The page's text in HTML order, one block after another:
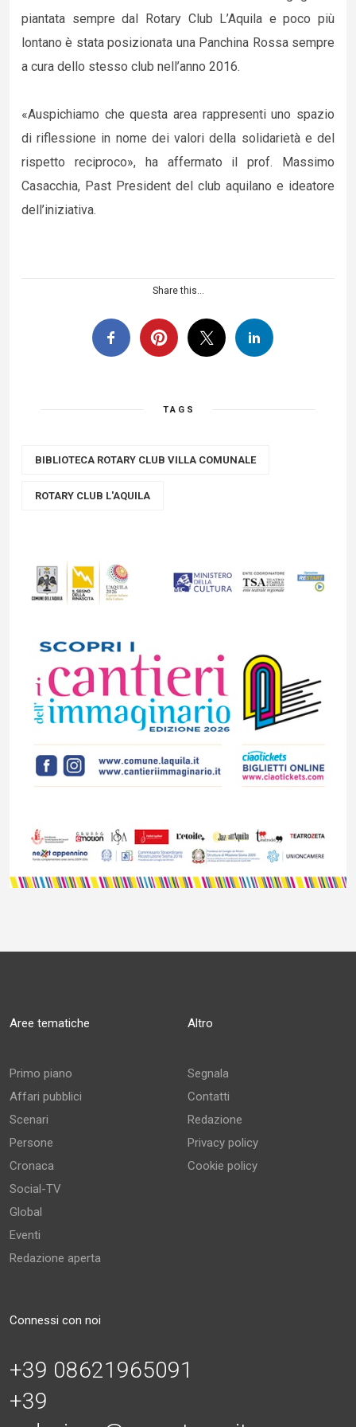
piantata sempre dal Rotary Club L’Aquila e poco più
lontano è stata posizionata una Panchina Rossa sempre
a cura dello stesso club nell’anno 2016.
«Auspichiamo che questa area rappresenti uno spazio
di riflessione in nome dei valori della solidarietà e del
rispetto reciproco», ha affermato il prof. Massimo
Casacchia, Past President del club aquilano e ideatore
dell’iniziativa.
Share this...
TAGS
BIBLIOTECA ROTARY CLUB VILLA COMUNALE
ROTARY CLUB L'AQUILA
Aree tematiche
Primo piano
Affari pubblici
Scenari
Persone
Cronaca
Social-TV
Global
Eventi
Redazione aperta
Altro
Segnala
Contatti
Redazione
Privacy policy
Cookie policy
Connessi con noi
+39 08621965091
+39